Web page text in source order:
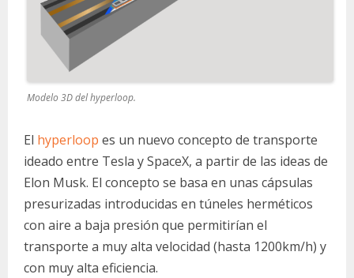
Modelo 3D del hyperloop.
El hyperloop es un nuevo concepto de transporte
ideado entre Tesla y SpaceX, a partir de las ideas de
Elon Musk. El concepto se basa en unas cápsulas
presurizadas introducidas en túneles herméticos
con aire a baja presión que permitirían el
transporte a muy alta velocidad (hasta 1200km/h) y
con muy alta eficiencia.